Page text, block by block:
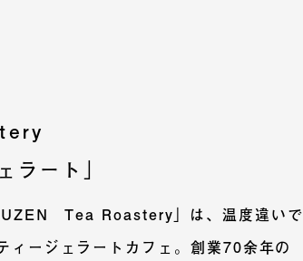
ラート」
Tea Roastery」は、温度違いで
ィージェラートカフェ。創業70余年の